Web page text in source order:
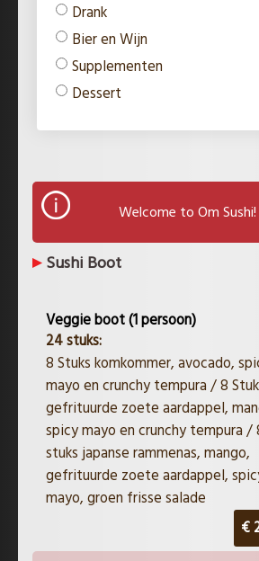
Drank
Bier en Wijn
Supplementen
Dessert
Welcome to Om Sushi!
Sushi Boot
Veggie boot (1 persoon)
24 stuks:
8 Stuks komkommer, avocado,
mayo en crunchy tempura / 8
gefrituurde zoete aardappel,
spicy mayo en crunchy tempura /
stuks japanse rammenas, mango,
gefrituurde zoete aardappel,
mayo, groen frisse salade
€